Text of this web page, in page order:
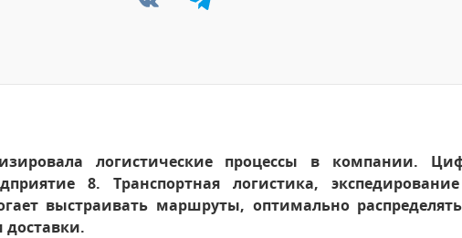
логистические процессы в компании.
8. Транспортная логистика,
выстраивать маршруты, оптимально